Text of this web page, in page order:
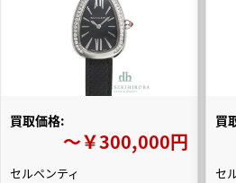
買取価格:
〜￥300,000円
セルペンティ
買
セ